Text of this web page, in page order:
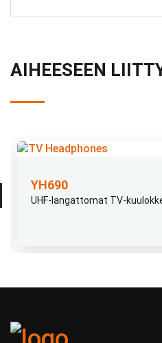
AIHEESEEN
YH690
UHF-langattomat TV-